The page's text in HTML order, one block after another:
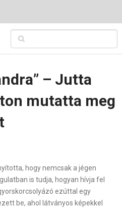
– Jutta
mutatta meg
hogy nemcsak a jégen
is tudja, hogyan hívja fel
ezúttal egy
be, ahol látványos képekkel